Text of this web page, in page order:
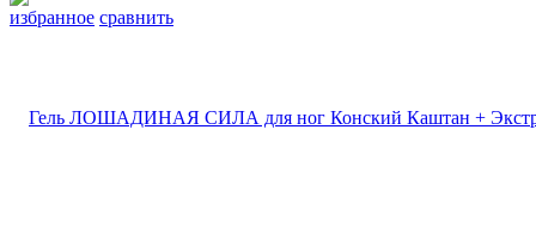
избранное сравнить